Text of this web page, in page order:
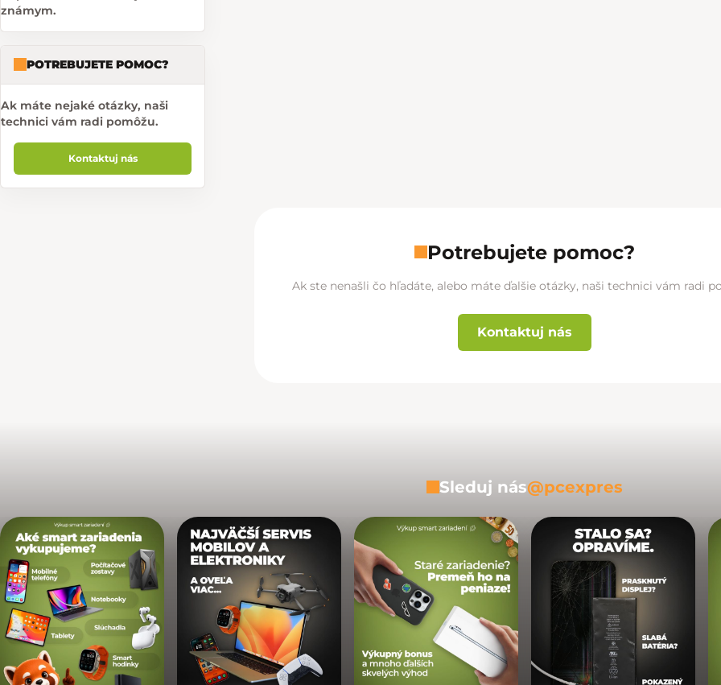
známym.
POTREBUJETE POMOC?
Ak máte nejaké otázky, naši
technici vám radi pomôžu.
Kontaktuj nás
Potrebujete pomoc?
Ak ste nenašli čo hľadáte, alebo máte ďalšie otázky, naši technici vám radi
Kontaktuj nás
Sleduj nás@pcexpres